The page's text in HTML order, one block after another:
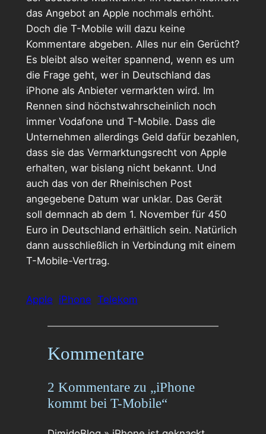
das Angebot an Apple nochmals erhöht.
Doch die T-Mobile will dazu keine
Kommentare abgeben. Alles nur ein Gerücht?
Es bleibt also weiter spannend, wenn es um
die Frage geht, wer in Deutschland das
iPhone als Anbieter vermarkten wird. Im
Rennen sind höchstwahrscheinlich noch
immer Vodafone und T-Mobile. Dass die
Unternehmen allerdings Geld dafür bezahlen,
dass sie das Vermarktungsrecht von Apple
erhalten, war bislang nicht bekannt. Und
auch das von der Rheinischen Post
angegebene Datum war unklar. Das Gerät
soll demnach ab dem 1. November für 450
Euro in Deutschland erhältlich sein. Natürlich
dann ausschließlich in Verbindung mit einem
T-Mobile-Vertrag.
Apple iPhone Telekom
Kommentare
2 Kommentare zu „iPhone
kommt bei T-Mobile“